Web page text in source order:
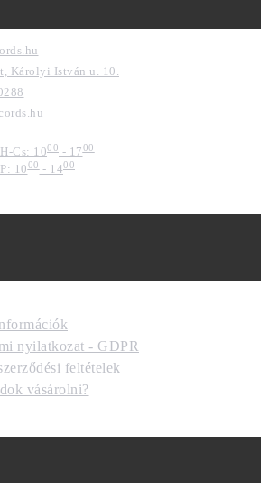
Károlyi István u. 10.
H-Cs: 1000 - 1700
P: 1000- 1400
nyilatkozat - GDPR
feltételek
vásárolni?